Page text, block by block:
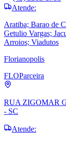
Atende:
Aratiba; Barao de
Getulio Vargas;
Arroios; Viadutos
Florianopolis
FLOParceira
RUA ZIGOMAR
- SC
Atende: